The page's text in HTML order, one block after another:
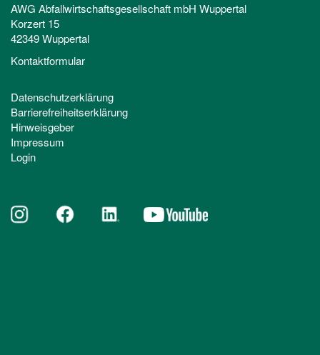
AWG Abfallwirtschaftsgesellschaft mbH Wuppertal
Korzert 15
42349 Wuppertal
Kontaktformular
Datenschutzerklärung
Barrierefreiheitserklärung
Hinweisgeber
Impressum
Login